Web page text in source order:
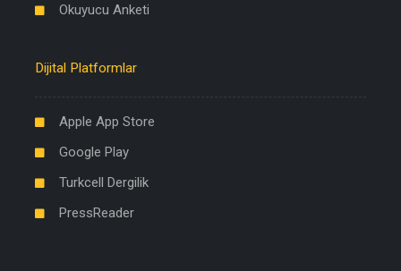
Okuyucu Anketi
Dijital Platformlar
Apple App Store
Google Play
Turkcell Dergilik
PressReader